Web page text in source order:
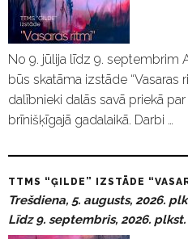
No 9. jūlija līdz 9. septembrim
būs skatāma izstāde “Vasaras
dalībnieki dalās savā priekā
brīnišķīgajā gadalaikā. Darbi …
TTMS “ĢILDE” IZSTĀDE
Trešdiena, 5. augusts, 2026.
Līdz 9. septembris, 2026. plkst.